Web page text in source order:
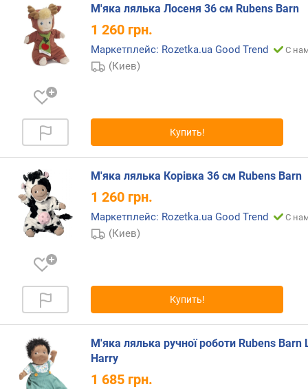
М'яка лялька Лосеня 36 см Rubens Barn
1 260 грн.
Маркетплейс: Rozetka.ua Good Trend С
(Киев)
Купить!
М'яка лялька Корівка 36 см Rubens Barn
1 260 грн.
Маркетплейс: Rozetka.ua Good Trend С
(Киев)
Купить!
М'яка лялька ручної роботи Rubens Barn
Harry
1 685 грн.